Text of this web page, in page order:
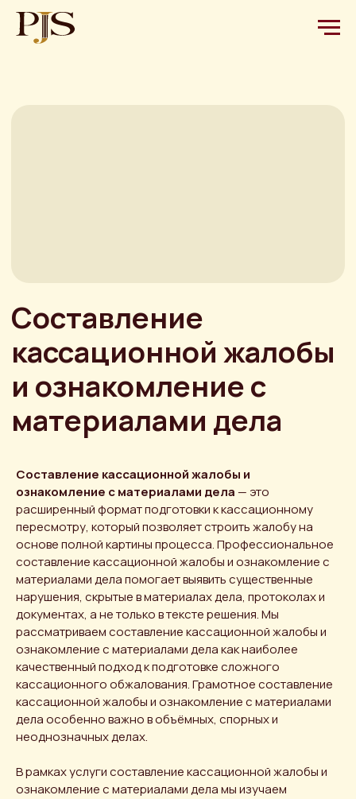
материалами дела
Составление кассационной жалобы и
ознакомление с материалами дела — это
расширенный формат подготовки к кассационному
пересмотру, который позволяет строить жалобу на
основе полной картины процесса. Профессиональное
составление кассационной жалобы и ознакомление с
материалами дела помогает выявить существенные
нарушения, скрытые в материалах дела, протоколах и
документах, а не только в тексте решения. Мы
рассматриваем составление кассационной жалобы и
ознакомление с материалами дела как наиболее
качественный подход к подготовке сложного
кассационного обжалования. Грамотное составление
кассационной жалобы и ознакомление с материалами
дела особенно важно в объёмных, спорных и
неоднозначных делах.
В рамках услуги составление кассационной жалобы и
ознакомление с материалами дела мы изучаем